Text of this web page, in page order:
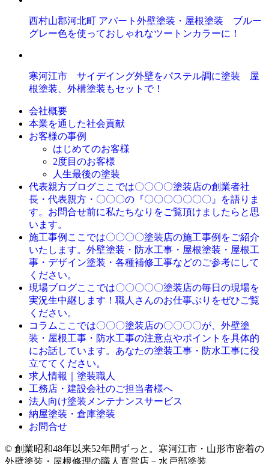
西村山郡河北町 アパート外壁塗装・屋根塗装 ブルー
グレー色を使っておしゃれなツートンカラーに！
寒河江市 サイデイング外壁をパステル調に塗装 屋
根塗装、外構塗装もセットで！
会社概要
本業を通した社会貢献
お客様の事例
はじめてのお客様
2度目のお客様
人生最後の塗装
代表親方ブログここでは〇〇〇〇塗装店の創業者社
長・代表親方・〇〇〇の『〇〇〇〇〇〇〇』を語りま
す。お問合せ前に私たちなりをご覧頂けましたらと思
います。
施工事例 ここでは〇〇〇〇塗装店の施工事例をご紹介
いたします。外壁塗装・防水工事・屋根塗装・屋根工
事・デザイン塗装・各種補修工事などのご参考にして
ください。
現場ブログここでは〇〇〇〇〇塗装店の毎日の現場を
実況生中継します！職人さんのお仕事ぶりをぜひご覧
ください。
コラム ここでは〇〇〇塗装店の〇〇〇〇が、外壁塗
装・屋根工事・防水工事の注意点やポイントを具体的
にお話しています。あなたの塗装工事・防水工事に役
立ててください。
求人情報｜塗装職人
工務店・建設会社のご担当者様へ
法人向け塗装メンテナンスサービス
納屋塗装・倉庫塗装
お問合せ
© 創業昭和48年以来52年間ずっと。寒河江市・山形市密着の
外壁塗装・屋根修理の職人直営店－水戸部塗装